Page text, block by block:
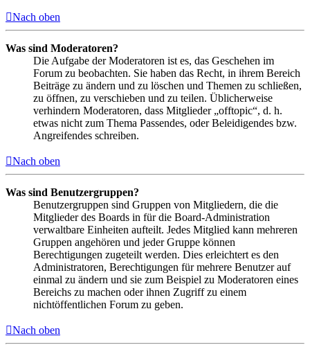
Nach oben
Was sind Moderatoren?
Die Aufgabe der Moderatoren ist es, das Geschehen im
Forum zu beobachten. Sie haben das Recht, in ihrem Bereich
Beiträge zu ändern und zu löschen und Themen zu schließen,
zu öffnen, zu verschieben und zu teilen. Üblicherweise
verhindern Moderatoren, dass Mitglieder „offtopic“, d. h.
etwas nicht zum Thema Passendes, oder Beleidigendes bzw.
Angreifendes schreiben.
Nach oben
Was sind Benutzergruppen?
Benutzergruppen sind Gruppen von Mitgliedern, die die
Mitglieder des Boards in für die Board-Administration
verwaltbare Einheiten aufteilt. Jedes Mitglied kann mehreren
Gruppen angehören und jeder Gruppe können
Berechtigungen zugeteilt werden. Dies erleichtert es den
Administratoren, Berechtigungen für mehrere Benutzer auf
einmal zu ändern und sie zum Beispiel zu Moderatoren eines
Bereichs zu machen oder ihnen Zugriff zu einem
nichtöffentlichen Forum zu geben.
Nach oben